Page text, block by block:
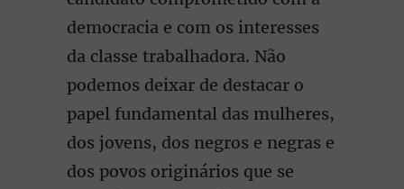
democracia e com os interesses
da classe trabalhadora. Não
podemos deixar de destacar o
papel fundamental das mulheres,
dos jovens, dos negros e negras e
dos povos originários que se